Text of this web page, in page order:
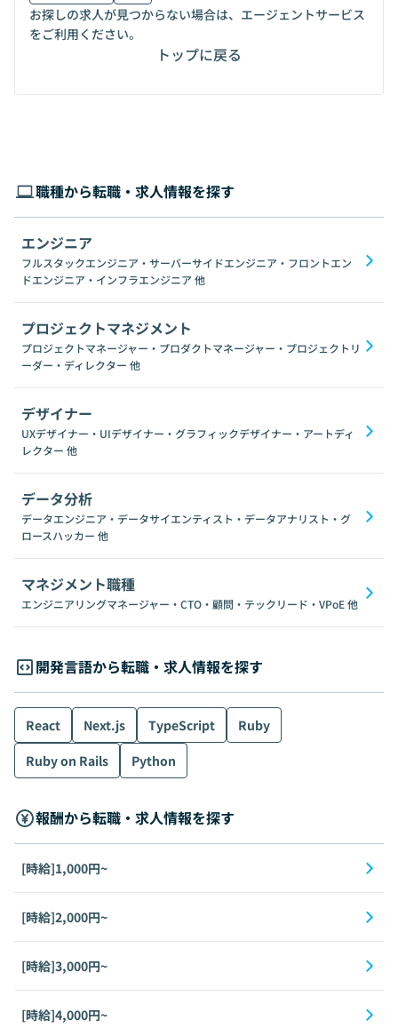
お探しの求人が見つからない場合は、エージェントサービス
をご利用ください。
トップに戻る
職種から転職・求人情報を探す
エンジニア
フルスタックエンジニア・サーバーサイドエンジニア・フロントエン
ドエンジニア・インフラエンジニア 他
プロジェクトマネジメント
プロジェクトマネージャー・プロダクトマネージャー・プロジェクトリ
ーダー・ディレクター 他
デザイナー
UXデザイナー・UIデザイナー・グラフィックデザイナー・アートディ
レクター 他
データ分析
データエンジニア・データサイエンティスト・データアナリスト・グ
ロースハッカー 他
マネジメント職種
エンジニアリングマネージャー・CTO・顧問・テックリード・VPoE他
開発言語から転職・求人情報を探す
React Next.js TypeScript
Ruby
Ruby on Rails
Python
報酬から転職・求人情報を探す
[時給]1,000円~
[時給]2,000円~
[時給]3,000円~
[時給]4,000円~